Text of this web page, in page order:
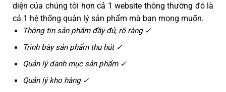
diện của chúng tôi hơn cả 1 website thông thường đó là
cả 1 hệ thống quản lý sản phẩm mà bạn mong muốn.
Thông tin sản phẩm đầy đủ, rõ ràng ✓
Trình bày sản phẩm thu hút ✓
Quản lý danh mục sản phẩm ✓
Quản lý kho hàng ✓